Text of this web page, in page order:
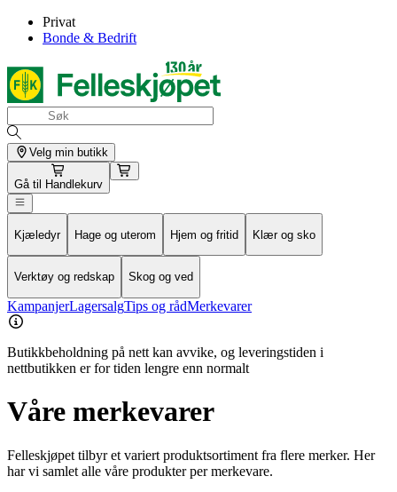
Privat
Bonde & Bedrift
Velg min butikk
Gå til Handlekurv
Kjæledyr Hage og uterom Hjem og fritid Klær og sko
Verktøy og redskap Skog og ved
KampanjerLagersalgTips og rådMerkevarer
Butikkbeholdning på nett kan avvike, og leveringstiden i
nettbutikken er for tiden lengre enn normalt
Våre merkevarer
Felleskjøpet tilbyr et variert produktsortiment fra flere merker. Her
har vi samlet alle våre produkter per merkevare.